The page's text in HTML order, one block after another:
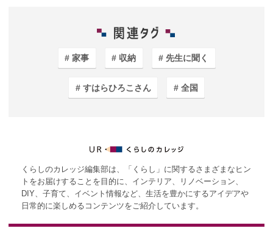
家事 収納 先生に聞く
すはらひろこさん 全国
くらしのカレッジ編集部は、「くらし」に関するさまざまなヒン
トをお届けすることを目的に、インテリア、リノベーション、
DIY、子育て、イベント情報など、生活を豊かにするアイデアや
日常的に楽しめるコンテンツをご紹介しています。